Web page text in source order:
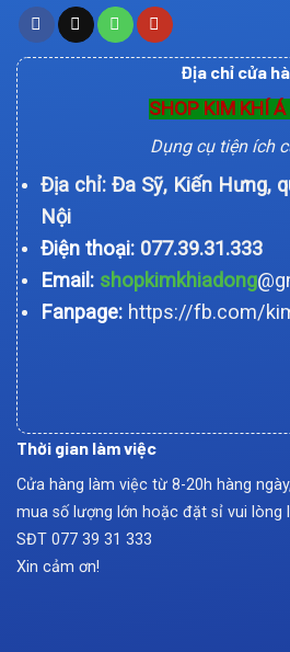
Địa chỉ cửa
SHOP KIM KHÍ
Dụng cụ tiện ích
Địa chỉ: Đa Sỹ, Kiến Hưng,
Nội
Điện thoại: 077.39.31.333
Email:shopkimkhiadong
Fanpage: https://fb.com/
Thời gian làm việc
Cửa hàng làm việc từ 8-20h hàng
mua số lượng lớn hoặc đặt sỉ vui lòng
SĐT 077 39 31 333
Xin cảm ơn!